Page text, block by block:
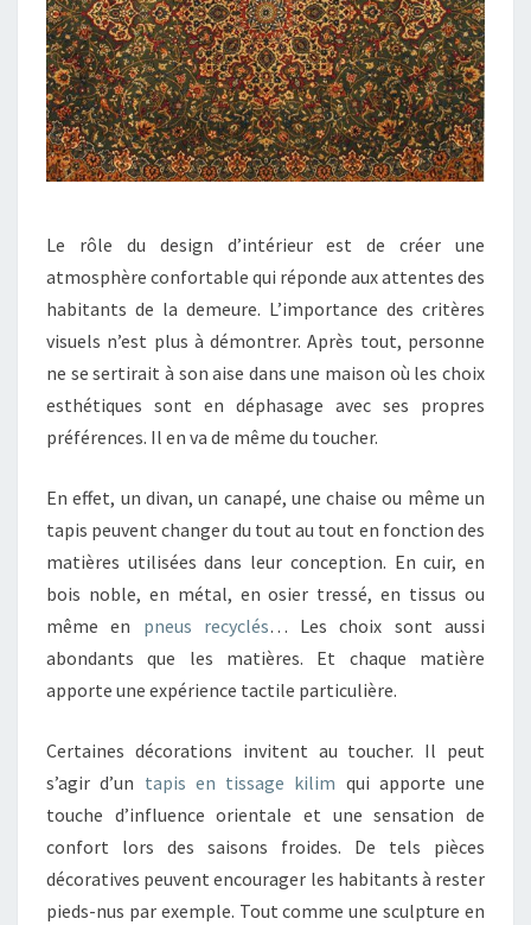
Le rôle du design d’intérieur est de créer une
atmosphère confortable qui réponde aux attentes des
habitants de la demeure. L’importance des critères
visuels n’est plus à démontrer. Après tout, personne
ne se sertirait à son aise dans une maison où les choix
esthétiques sont en déphasage avec ses propres
préférences. Il en va de même du toucher.
En effet, un divan, un canapé, une chaise ou même un
tapis peuvent changer du tout au tout en fonction des
matières utilisées dans leur conception. En cuir, en
bois noble, en métal, en osier tressé, en tissus ou
même en pneus recyclés… Les choix sont aussi
abondants que les matières. Et chaque matière
apporte une expérience tactile particulière.
Certaines décorations invitent au toucher. Il peut
s’agir d’un tapis en tissage kilim qui apporte une
touche d’influence orientale et une sensation de
confort lors des saisons froides. De tels pièces
décoratives peuvent encourager les habitants à rester
pieds-nus par exemple. Tout comme une sculpture en